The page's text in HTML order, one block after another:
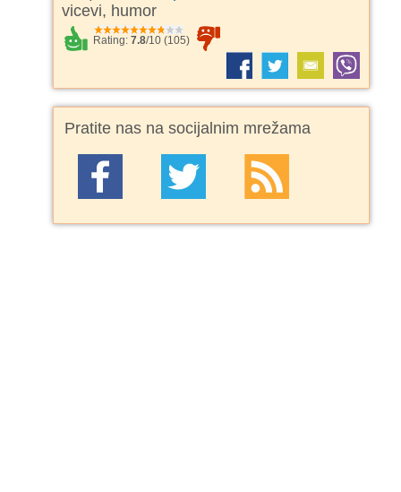
vicevi, humor
Rating:7.8/10 (105)
Pratite nas na socijalnim mrežama